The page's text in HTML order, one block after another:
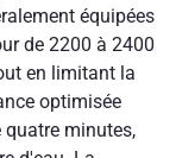
équipées
de 2200 à 2400
en limitant la
optimisée
minutes,